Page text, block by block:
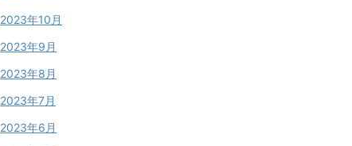
2023年10月
2023年9月
2023年8月
2023年7月
2023年6月